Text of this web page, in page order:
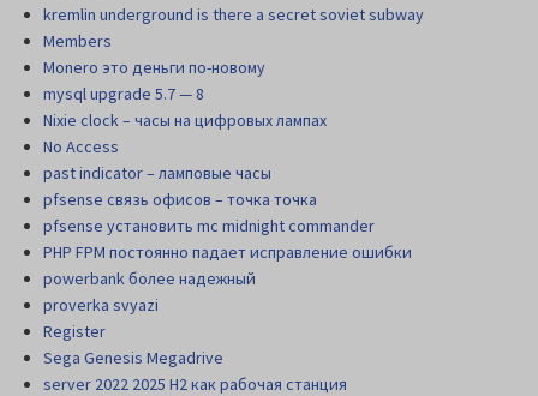
kremlin underground is there a secret soviet subway
Members
Monero это деньги по-новому
mysql upgrade 5.7 — 8
Nixie clock – часы на цифровых лампах
No Access
past indicator – ламповые часы
pfsense связь офисов – точка точка
pfsense установить mc midnight commander
PHP FPM постоянно падает исправление ошибки
powerbank более надежный
proverka svyazi
Register
Sega Genesis Megadrive
server 2022 2025 H2 как рабочая станция